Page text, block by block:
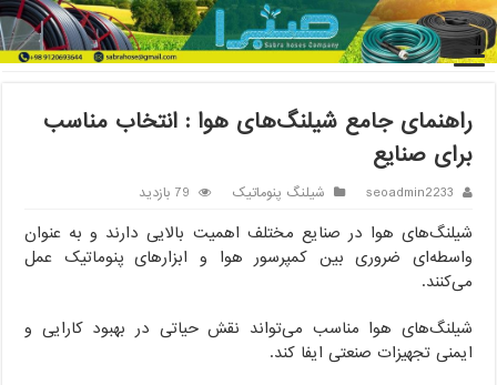
خانه / شیلنگ پنوماتیک / راهنمای جامع شیلنگ‌های هوا : انتخاب مناسب
برای صنایع
راهنمای جامع شیلنگ‌های هوا : انتخاب مناسب
برای صنایع
seoadmin2233 شیلنگ پنوماتیک 79 بازدید
شیلنگ‌های هوا در صنایع مختلف اهمیت بالایی دارند و به عنوان
واسطه‌ای ضروری بین کمپرسور هوا و ابزارهای پنوماتیک عمل
می‌کنند.
شیلنگ‌های هوا مناسب می‌تواند نقش حیاتی در بهبود کارایی و
ایمنی تجهیزات صنعتی ایفا کند.